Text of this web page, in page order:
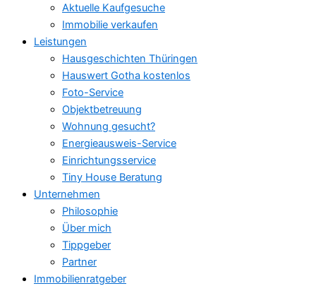
Aktuelle Kaufgesuche
Immobilie verkaufen
Leistungen
Hausgeschichten Thüringen
Hauswert Gotha kostenlos
Foto-Service
Objektbetreuung
Wohnung gesucht?
Energieausweis-Service
Einrichtungsservice
Tiny House Beratung
Unternehmen
Philosophie
Über mich
Tippgeber
Partner
Immobilienratgeber